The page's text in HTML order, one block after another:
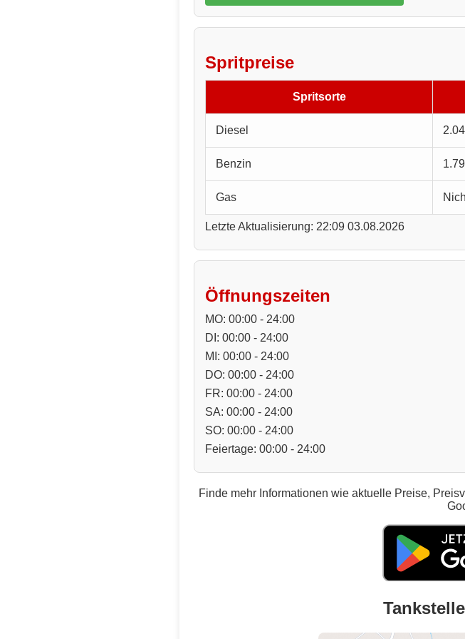
Spritpreise
Spritsorte
Diesel
Benzin
Gas
Letzte Aktualisierung: 22:09 03.08.2026
Öffnungszeiten
MO: 00:00 - 24:00
DI: 00:00 - 24:00
MI: 00:00 - 24:00
DO: 00:00 - 24:00
FR: 00:00 - 24:00
SA: 00:00 - 24:00
SO: 00:00 - 24:00
Feiertage: 00:00 - 24:00
Finde mehr Informationen wie aktuelle Preise,